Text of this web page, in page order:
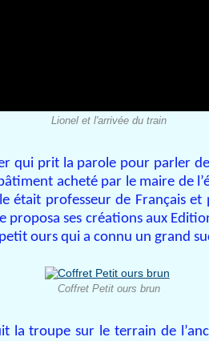
Lionel et l'arrivée du train
qui prit la parole pour parler
acheté par le maire de
était professeur de Français
ses créations aux
ours qui a connu un grand
Coffret Petit ours brun
la troupe sur le terrain de